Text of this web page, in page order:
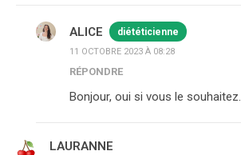
ALICE diététicienne
11 OCTOBRE 2023 À 08:28
RÉPONDRE
Bonjour, oui si vous le souhaitez.
LAURANNE